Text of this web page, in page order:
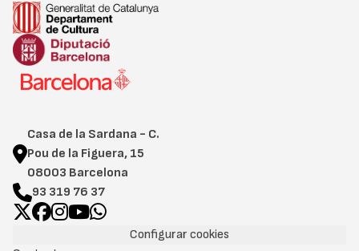
Casa de la Sardana - C.
Pou de la Figuera, 15
08003 Barcelona
93 319 76 37
Configurar cookies